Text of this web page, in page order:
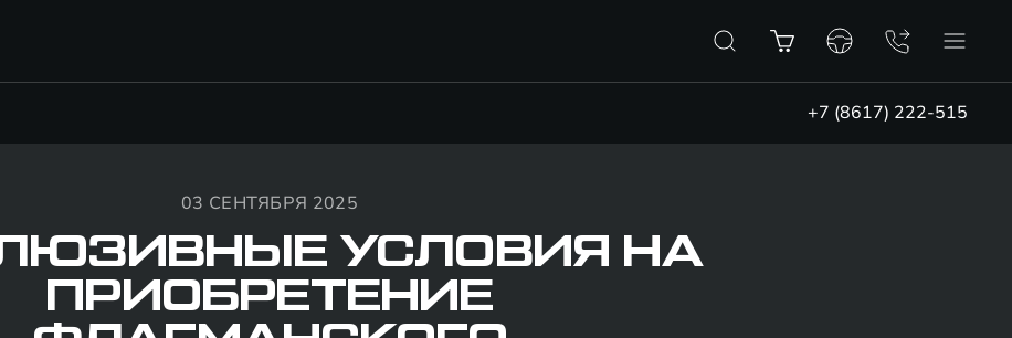
+7 (8617) 222-515
03 СЕНТЯБРЯ 2025
УСЛОВИЯ НА
ПРИОБРЕТЕНИЕ